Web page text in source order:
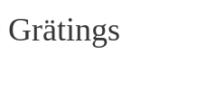
Grätings